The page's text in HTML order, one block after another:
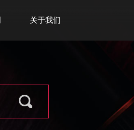
关于我们